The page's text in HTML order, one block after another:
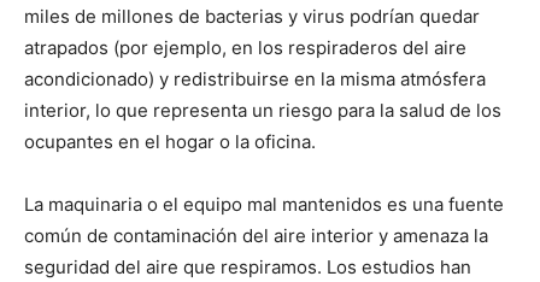
miles de millones de bacterias y virus podrían quedar
atrapados (por ejemplo, en los respiraderos del aire
acondicionado) y redistribuirse en la misma atmósfera
interior, lo que representa un riesgo para la salud de los
ocupantes en el hogar o la oficina.
La maquinaria o el equipo mal mantenidos es una fuente
común de contaminación del aire interior y amenaza la
seguridad del aire que respiramos. Los estudios han